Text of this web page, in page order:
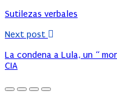
Sutilezas verbales
Next post
La condena a Lula, un “
CIA